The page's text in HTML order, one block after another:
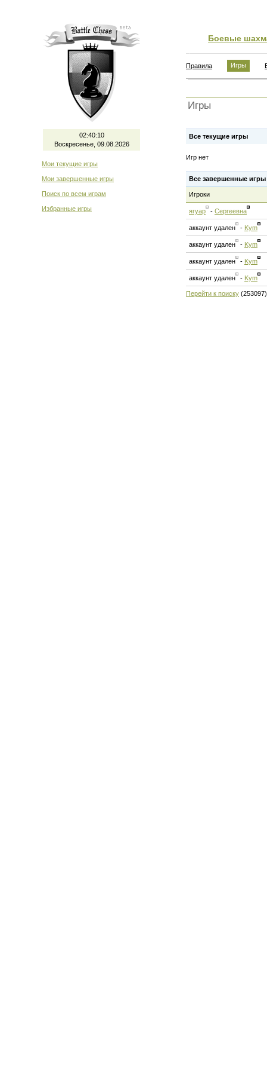
02:40:10
Воскресенье, 09.08.2026
Мои текущие игры
Мои завершенные игры
Поиск по всем играм
Избранные игры
Боевые
Правила Игры
Игры
Все текущие игры
Игр нет
Все завершенные игры
Игроки
ягуар - Сергеевна
аккаунт удален - Kym
аккаунт удален - Kym
аккаунт удален - Kym
аккаунт удален - Kym
Перейти к поиску (253097)